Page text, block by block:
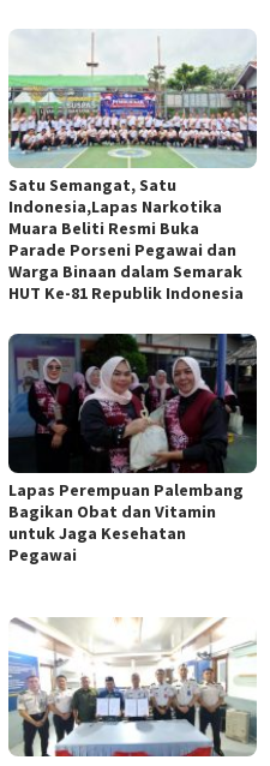
Satu Semangat, Satu
Indonesia,Lapas Narkotika
Muara Beliti Resmi Buka
Parade Porseni Pegawai dan
Warga Binaan dalam Semarak
HUT Ke-81 Republik Indonesia
Lapas Perempuan Palembang
Bagikan Obat dan Vitamin
untuk Jaga Kesehatan
Pegawai